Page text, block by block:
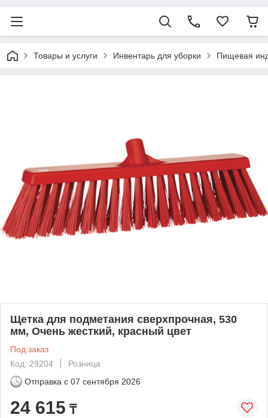
Товары и услуги Инвентарь для уборки Пищевая
Щетка для подметания сверхпрочная, 530
мм, Очень жесткий, красный цвет
Под заказ
Код: 29204
Розница
Отправка с 07 сентября 2026
24 615 ₸